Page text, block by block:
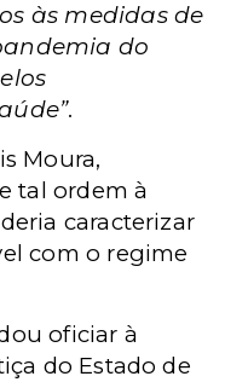
às medidas de
do
.
Moura,
tal ordem à
caracterizar
com o regime
oficiar à
do Estado de